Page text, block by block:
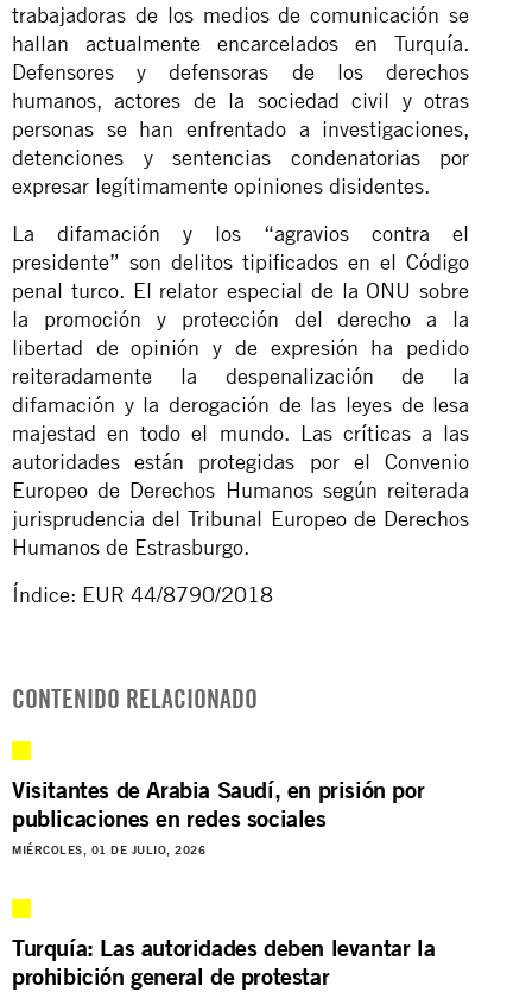
trabajadoras de los medios de comunicación se
hallan actualmente encarcelados en Turquía.
Defensores y defensoras de los derechos
humanos, actores de la sociedad civil y otras
personas se han enfrentado a investigaciones,
detenciones y sentencias condenatorias por
expresar legítimamente opiniones disidentes.
La difamación y los “agravios contra el
presidente” son delitos tipificados en el Código
penal turco. El relator especial de la ONU sobre
la promoción y protección del derecho a la
libertad de opinión y de expresión ha pedido
reiteradamente la despenalización de la
difamación y la derogación de las leyes de lesa
majestad en todo el mundo. Las críticas a las
autoridades están protegidas por el Convenio
Europeo de Derechos Humanos según reiterada
jurisprudencia del Tribunal Europeo de Derechos
Humanos de Estrasburgo.
Índice: EUR 44/8790/2018
CONTENIDO RELACIONADO
Visitantes de Arabia Saudí, en prisión por
publicaciones en redes sociales
MIÉRCOLES, 01 DE JULIO, 2026
Turquía: Las autoridades deben levantar la
prohibición general de protestar